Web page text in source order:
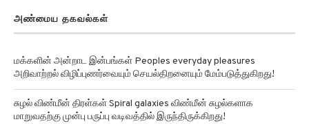
அண்மைய தகவல்கள்
மக்களின் அன்றாட இன்பங்கள் Peoples everyday pleasures
அறிவாற்றல் விழிப்புணர்வையும் செயல்திறனையும் மேம்படுத்துகிறது!
சுழல் விண்மீன் திரள்கள் Spiral galaxies விண்மீன் சுழல்களாக
மாறுவதற்கு முன்பு பருப்பு வடிவத்தில் இருந்திருக்கிறது!